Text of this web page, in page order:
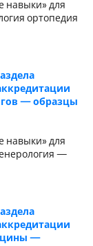
навыки» для
ортопедия
— образцы
навыки» для
—
—